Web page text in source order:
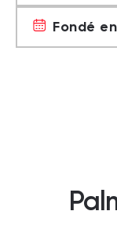
Fondé